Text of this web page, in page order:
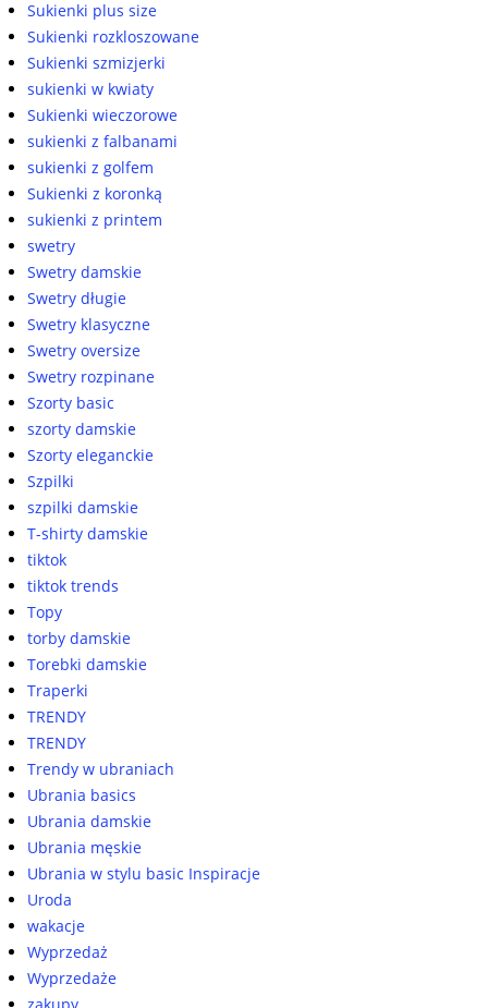
Sukienki plus size
Sukienki rozkloszowane
Sukienki szmizjerki
sukienki w kwiaty
Sukienki wieczorowe
sukienki z falbanami
sukienki z golfem
Sukienki z koronką
sukienki z printem
swetry
Swetry damskie
Swetry długie
Swetry klasyczne
Swetry oversize
Swetry rozpinane
Szorty basic
szorty damskie
Szorty eleganckie
Szpilki
szpilki damskie
T-shirty damskie
tiktok
tiktok trends
Topy
torby damskie
Torebki damskie
Traperki
TRENDY
TRENDY
Trendy w ubraniach
Ubrania basics
Ubrania damskie
Ubrania męskie
Ubrania w stylu basic Inspiracje
Uroda
wakacje
Wyprzedaż
Wyprzedaże
zakupy